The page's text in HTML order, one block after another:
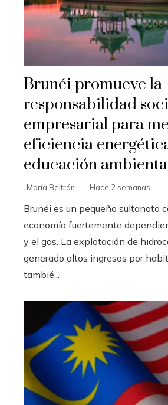
Brunéi promueve la
responsabilidad
empresarial para
eficiencia
educación
María Beltrán Hace 2 semanas
Brunéi es un pequeño sultanato
economía fuertemente
y el gas. La explotación de
generado altos ingresos por
tambié...